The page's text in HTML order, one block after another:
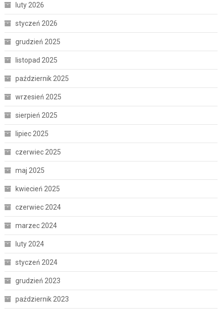
luty 2026
styczeń 2026
grudzień 2025
listopad 2025
październik 2025
wrzesień 2025
sierpień 2025
lipiec 2025
czerwiec 2025
maj 2025
kwiecień 2025
czerwiec 2024
marzec 2024
luty 2024
styczeń 2024
grudzień 2023
październik 2023